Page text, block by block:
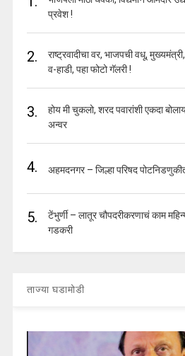
प्रवेश !
2.
राष्ट्रवादीचा वर, भाजपची वधू,
व-हाडी, पहा फोटो गॅलरी !
3.
होय मी चुकलो, शरद पवारांशी एकदा
अन्वर
4. अहमदनगर – जिल्हा परिषद पोटनिडणुकीत
5.
टेंभुर्णी – लातूर चौपदरीकरणाचं काम
गडकरी
ताज्या घडामोडी